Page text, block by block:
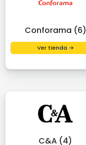
Conforama (6)
Ver tienda →
C&A (4)